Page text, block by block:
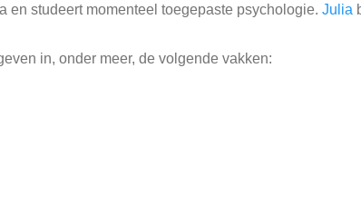
en studeert momenteel toegepaste psychologie. Julia
in, onder meer, de volgende vakken: